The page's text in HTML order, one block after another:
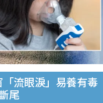
流眼淚」易養有毒
尾